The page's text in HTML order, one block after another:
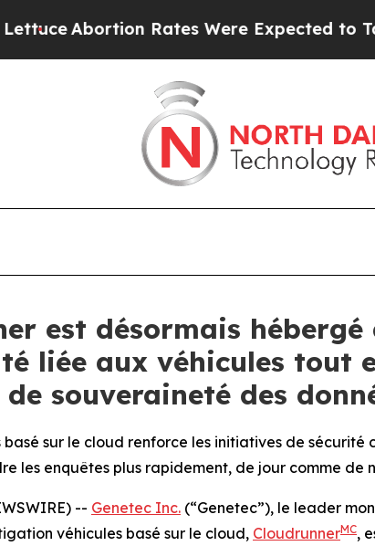
Rates Were Expected to Tank After
est désormais
liée aux véhicules tout
souveraineté des
basé sur le cloud renforce les initiatives de
les enquêtes plus rapidement, de jour comme de
-- Genetec Inc. (“Genetec”), le leader
véhicules basé sur le cloud, CloudrunnerMC,